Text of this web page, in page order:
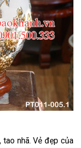
nhã. Vẻ đẹp của